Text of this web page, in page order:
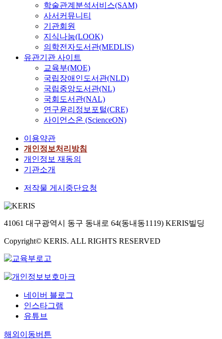
학술관계분석서비스(SAM)
사서커뮤니티
기관회원
지식나눔(LOOK)
의학전자도서관(MEDLIS)
유관기관 사이트
교육부(MOE)
국립장애인도서관(NLD)
국립중앙도서관(NL)
국회도서관(NAL)
연구윤리정보포털(CRE)
사이언스온 (ScienceON)
이용약관
개인정보처리방침
개인정보 재동의
기관소개
저작물 게시중단요청
41061 대구광역시 동구 동내로 64(동내동1119) KERIS빌딩
Copyright© KERIS. ALL RIGHTS RESERVED
네이버 블로그
인스타그램
유튜브
해외이동버튼